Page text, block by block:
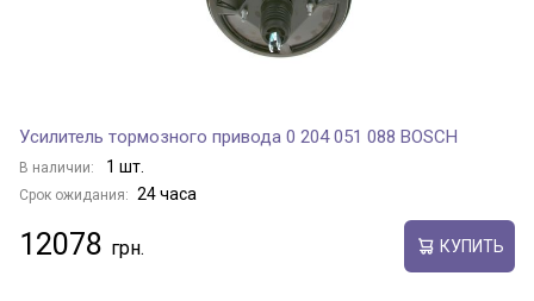
Усилитель тормозного привода 0 204 051 088 BOSCH
В наличии: 1 шт.
Срок ожидания: 24 часа
12078 КУПИТЬ